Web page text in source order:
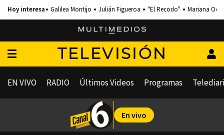
Galilea Montijo Julián Figueroa "El Recodo" Mariana
TELEVISIÓN
EN VIVO RADIO Últimos Videos Programas
En vivo